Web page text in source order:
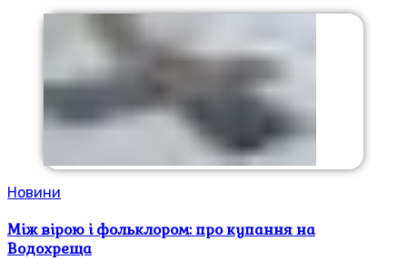
Новини
Між вірою і фольклором: про купання на
Водохреща